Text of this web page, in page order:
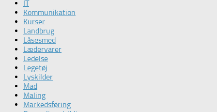
IT
Kommunikation
Kurser
Landbrug
Låsesmed
Lædervarer
Ledelse
Legetøj
Lyskilder
Mad
Maling
Markedsføring